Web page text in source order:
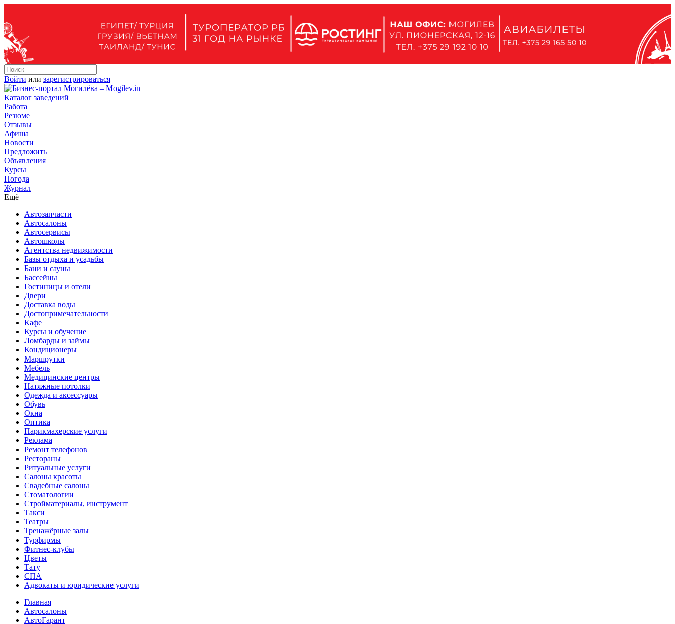
Войти или зарегистрироваться
Каталог заведений
Работа
Резюме
Отзывы
Афиша
Новости
Предложить
Объявления
Курсы
Погода
Журнал
Ещё
Автозапчасти
Автосалоны
Автосервисы
Автошколы
Агентства недвижимости
Базы отдыха и усадьбы
Бани и сауны
Бассейны
Гостиницы и отели
Двери
Доставка воды
Достопримечательности
Кафе
Курсы и обучение
Ломбарды и займы
Кондиционеры
Маршрутки
Мебель
Медицинские центры
Натяжные потолки
Одежда и аксессуары
Обувь
Окна
Оптика
Парикмахерские услуги
Реклама
Ремонт телефонов
Рестораны
Ритуальные услуги
Салоны красоты
Свадебные салоны
Стоматологии
Стройматериалы, инструмент
Такси
Театры
Тренажёрные залы
Турфирмы
Фитнес-клубы
Цветы
Тату
СПА
Адвокаты и юридические услуги
Главная
Автосалоны
АвтоГарант